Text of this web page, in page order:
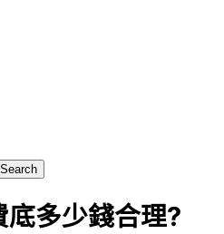
多少錢合理?